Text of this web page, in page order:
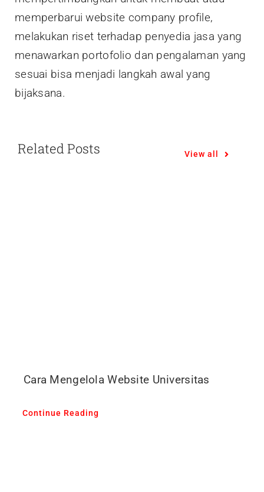
memperbarui website company profile,
melakukan riset terhadap penyedia jasa yang
menawarkan portofolio dan pengalaman yang
sesuai bisa menjadi langkah awal yang
bijaksana.
Related Posts View all
Cara Mengelola Website Universitas
Continue Reading